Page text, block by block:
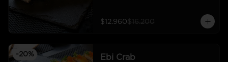
$12.960$16.200
-20% Ebi Crab